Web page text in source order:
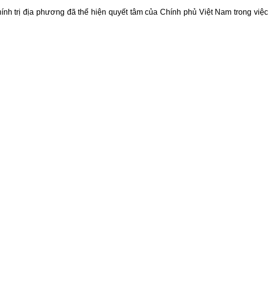
trị địa phương đã thể hiện quyết tâm của Chính phủ Việt Nam trong việc